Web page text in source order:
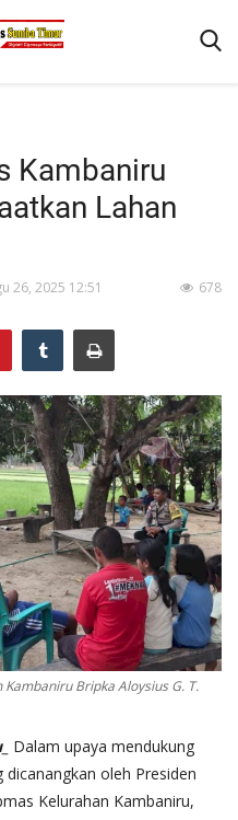
Kambaniru
Lahan
26, 2025 12:51 678
Bripka Aloysius G. T.
Dalam upaya mendukung
oleh Presiden
Kelurahan Kambaniru,